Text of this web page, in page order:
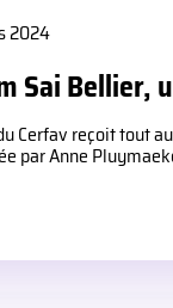
2024
Sai Bellier,
Cerfav reçoit tout
par Anne